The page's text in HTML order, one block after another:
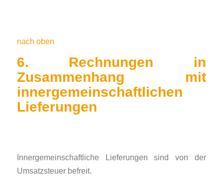
nach oben
6. Rechnungen in
Zusammenhang mit
innergemeinschaftlichen
Lieferungen
Innergemeinschaftliche Lieferungen sind von der
Umsatzsteuer befreit.